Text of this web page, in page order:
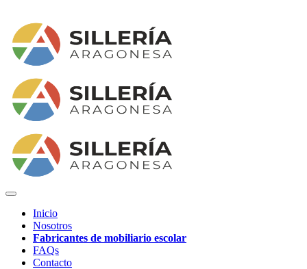
Inicio
Nosotros
Fabricantes de mobiliario escolar
FAQs
Contacto